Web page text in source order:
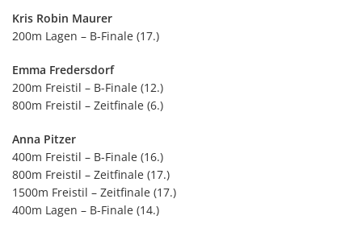
Kris Robin Maurer
200m Lagen – B-Finale (17.)
Emma Fredersdorf
200m Freistil – B-Finale (12.)
800m Freistil – Zeitfinale (6.)
Anna Pitzer
400m Freistil – B-Finale (16.)
800m Freistil – Zeitfinale (17.)
1500m Freistil – Zeitfinale (17.)
400m Lagen – B-Finale (14.)